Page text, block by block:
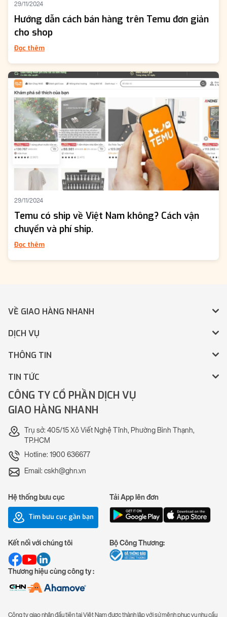
29/11/2024
Hướng dẫn cách bán hàng trên Temu đơn giản
cho shop
Đọc thêm
29/11/2024
Temu có ship về Việt Nam không? Cách vận
chuyển và phí ship.
Đọc thêm
VỀ GIAO HÀNG NHANH
DỊCH VỤ
THÔNG TIN
TIN TỨC
CÔNG TY CỔ PHẦN DỊCH VỤ
GIAO HÀNG NHANH
Trụ sở: 405/15 Xô Viết Nghệ Tĩnh, Phường Bình Thạnh,
TP.HCM
Hotline: 1900 636677
Email: cskh@ghn.vn
Hệ thống bưu cục
Tìm bưu cục gần bạn
Tải App lên đơn
Kết nối với chúng tôi
Thương hiệu cùng công ty :
Bộ Công Thương:
Công ty giao nhận đầu tiên tại Việt Nam được thành lập với sứ mệnh phục vụ nhu cầu